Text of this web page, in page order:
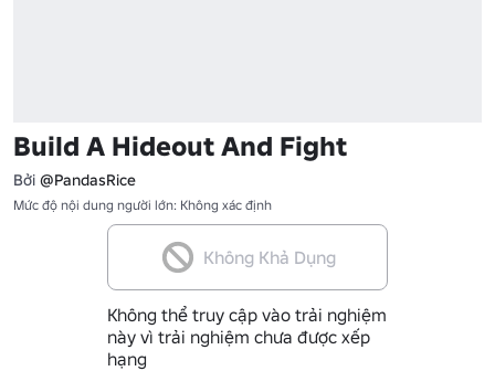
Build A Hideout And Fight
Bởi @PandasRice
Mức độ nội dung người lớn: Không xác định
Không Khả Dụng
Không thể truy cập vào trải nghiệm
này vì trải nghiệm chưa được xếp
hạng